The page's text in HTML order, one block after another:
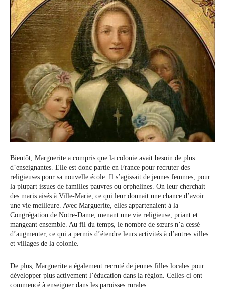
Bientôt, Marguerite a compris que la colonie avait besoin de plus
d’enseignantes. Elle est donc partie en France pour recruter des
religieuses pour sa nouvelle école. Il s’agissait de jeunes femmes, pour
la plupart issues de familles pauvres ou orphelines. On leur cherchait
des maris aisés à Ville-Marie, ce qui leur donnait une chance d’avoir
une vie meilleure. Avec Marguerite, elles appartenaient à la
Congrégation de Notre-Dame, menant une vie religieuse, priant et
mangeant ensemble. Au fil du temps, le nombre de sœurs n’a cessé
d’augmenter, ce qui a permis d’étendre leurs activités à d’autres villes
et villages de la colonie.
De plus, Marguerite a également recruté de jeunes filles locales pour
développer plus activement l’éducation dans la région. Celles-ci ont
commencé à enseigner dans les paroisses rurales.